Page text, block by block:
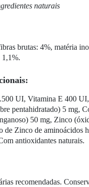
naturais
brutas: 4%, matéria
UI, Vitamina E 400
pentahidratado) 5 mg,
50 mg, Zinco
Zinco de aminoácidos
antioxidantes naturais.
recomendadas.